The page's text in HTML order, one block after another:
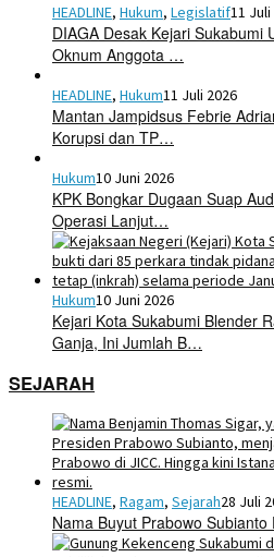
HEADLINE, Hukum, Legislatif11
DIAGA Desak Kejari Sukabumi
Oknum Anggota …
HEADLINE, Hukum11 Juli 2026
Mantan Jampidsus Febrie
Korupsi dan TP…
Hukum10 Juni 2026
KPK Bongkar Dugaan Suap
Operasi Lanjut…
Hukum10 Juni 2026
Kejari Kota Sukabumi Blender
Ganja, Ini Jumlah B…
SEJARAH
HEADLINE, Ragam, Sejarah28 Juli
Nama Buyut Prabowo